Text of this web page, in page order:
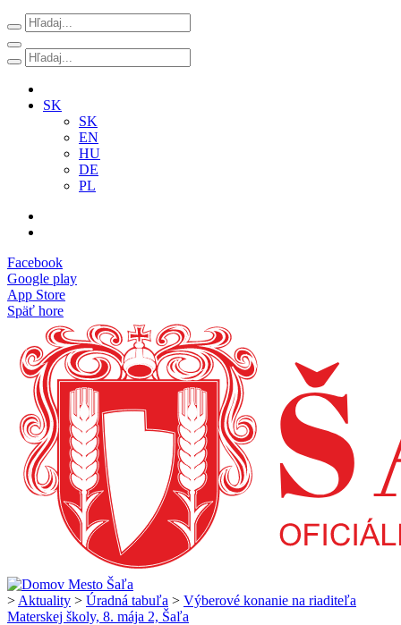
SK
SK
EN
HU
DE
PL
Facebook
Google play
App Store
Späť hore
> Aktuality > Úradná tabuľa > Výberové konanie na riaditeľa
Materskej školy, 8. mája 2, Šaľa